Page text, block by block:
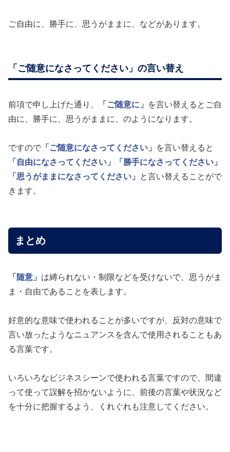
ご自由に、勝手に、思うがままに、などがあります。
「ご随意になさってください」の言い替え
前項で申し上げた通り、 「ご随意に」
を言い替えるとご自
由に、勝手に、思うがままに、のようになります。
ですので 「ご随意になさってください」
を言い替えると
「自由になさってください」
「勝手になさってください」
「思うがままになさってください」
と言い替えることがで
きます。
まとめ
「随意」 は縛られない・制限などを受けないで、思うがま
ま・自由であることを表します。
好意的な意味で使われることが多いですが、反対の意味で
言い放ったようなニュアンスを含んで使用されることもあ
る言葉です。
いろいろなビジネスシーンで使われる言葉ですので、間違
って使って誤解を招かないように、前後の言葉や状況など
を十分に把握するよう、くれぐれも注意してください。